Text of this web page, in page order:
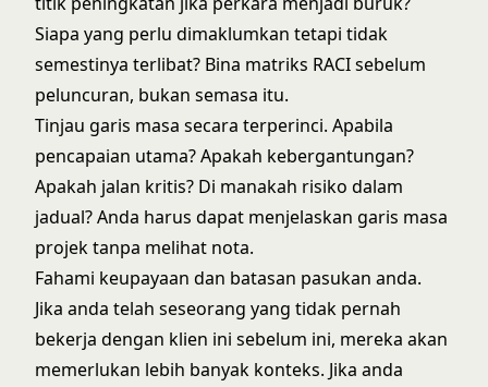
Siapa yang perlu dimaklumkan tetapi tidak
semestinya terlibat? Bina matriks RACI sebelum
peluncuran, bukan semasa itu.
Tinjau garis masa secara terperinci. Apabila
pencapaian utama? Apakah kebergantungan?
Apakah jalan kritis? Di manakah risiko dalam
jadual? Anda harus dapat menjelaskan garis masa
projek tanpa melihat nota.
Fahami keupayaan dan batasan pasukan anda.
Jika anda telah seseorang yang tidak pernah
bekerja dengan klien ini sebelum ini, mereka akan
memerlukan lebih banyak konteks. Jika anda